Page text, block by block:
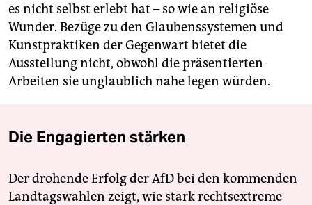
es nicht selbst erlebt hat – so wie an religiöse
Wunder. Bezüge zu den Glaubenssystemen und
Kunstpraktiken der Gegenwart bietet die
Ausstellung nicht, obwohl die präsentierten
Arbeiten sie unglaublich nahe legen würden.
Die Engagierten stärken
Der drohende Erfolg der AfD bei den kommenden
Landtagswahlen zeigt, wie stark rechtsextreme